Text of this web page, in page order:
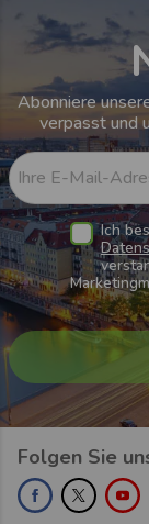
Abonniere
verpasst und
Ihre E-Mail-
Ich
Folgen Sie